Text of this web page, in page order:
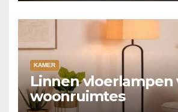
KAMER
Linnen vloerlampen
woonruimtes